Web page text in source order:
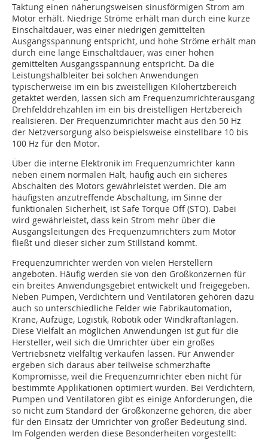
Taktung einen näherungsweisen sinusförmigen Strom am
Motor erhält. Niedrige Ströme erhält man durch eine kurze
Einschaltdauer, was einer niedrigen gemittelten
Ausgangsspannung entspricht, und hohe Ströme erhält man
durch eine lange Einschaltdauer, was einer hohen
gemittelten Ausgangsspannung entspricht. Da die
Leistungshalbleiter bei solchen Anwendungen
typischerweise im ein bis zweistelligen Kilohertzbereich
getaktet werden, lassen sich am Frequenzumrichterausgang
Drehfelddrehzahlen im ein bis dreistelligen Hertzbereich
realisieren. Der Frequenzumrichter macht aus den 50 Hz
der Netzversorgung also beispielsweise einstellbare 10 bis
100 Hz für den Motor.
Über die interne Elektronik im Frequenzumrichter kann
neben einem normalen Halt, häufig auch ein sicheres
Abschalten des Motors gewährleistet werden. Die am
häufigsten anzutreffende Abschaltung, im Sinne der
funktionalen Sicherheit, ist Safe Torque Off (STO). Dabei
wird gewährleistet, dass kein Strom mehr über die
Ausgangsleitungen des Frequenzumrichters zum Motor
fließt und dieser sicher zum Stillstand kommt.
Frequenzumrichter werden von vielen Herstellern
angeboten. Häufig werden sie von den Großkonzernen für
ein breites Anwendungsgebiet entwickelt und freigegeben.
Neben Pumpen, Verdichtern und Ventilatoren gehören dazu
auch so unterschiedliche Felder wie Fabrikautomation,
Krane, Aufzüge, Logistik, Robotik oder Windkraftanlagen.
Diese Vielfalt an möglichen Anwendungen ist gut für die
Hersteller, weil sich die Umrichter über ein großes
Vertriebsnetz vielfältig verkaufen lassen. Für Anwender
ergeben sich daraus aber teilweise schmerzhafte
Kompromisse, weil die Frequenzumrichter eben nicht für
bestimmte Applikationen optimiert wurden. Bei Verdichtern,
Pumpen und Ventilatoren gibt es einige Anforderungen, die
so nicht zum Standard der Großkonzerne gehören, die aber
für den Einsatz der Umrichter von großer Bedeutung sind.
Im Folgenden werden diese Besonderheiten vorgestellt: